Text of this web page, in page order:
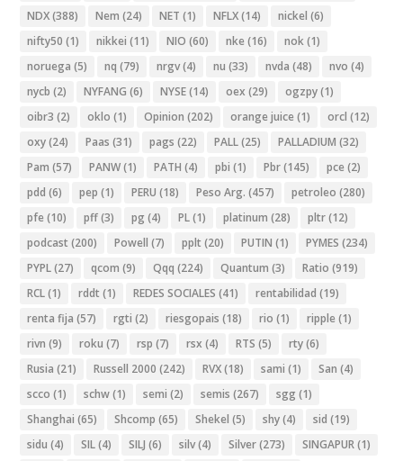
NDX(388) Nem (24) NET (1) NFLX(14) nickel (6)
nifty50 (1) nikkei (11) NIO (60) nke (16) nok(1)
noruega (5) nq (79) nrgv(4) nu (33) nvda (48) nvo (4)
nycb (2) NYFANG (6) NYSE(14) oex (29) ogzpy(1)
oibr3 (2) oklo (1) Opinion (202) orange juice (1) orcl (12)
oxy(24) Paas (31) pags (22) PALL(25) PALLADIUM (32)
Pam (57) PANW(1) PATH (4) pbi (1) Pbr(145) pce (2)
pdd (6) pep (1) PERU (18) Peso Arg. (457) petroleo (280)
pfe (10) pff(3) pg (4) PL(1) platinum (28) pltr(12)
podcast (200) Powell (7) pplt (20) PUTIN (1) PYMES (234)
PYPL(27) qcom (9) Qqq (224) Quantum (3) Ratio (919)
RCL(1) rddt (1) REDES SOCIALES (41) rentabilidad (19)
renta fija (57) rgti (2) riesgopais (18) rio (1) ripple (1)
rivn (9) roku (7) rsp (7) rsx (4) RTS (5) rty(6)
Rusia (21) Russell 2000 (242) RVX(18) sami (1) San (4)
scco (1) schw(1) semi (2) semis (267) sgg (1)
Shanghai (65) Shcomp (65) Shekel (5) shy(4) sid (19)
sidu (4) SIL(4) SILJ (6) silv(4) Silver(273) SINGAPUR(1)